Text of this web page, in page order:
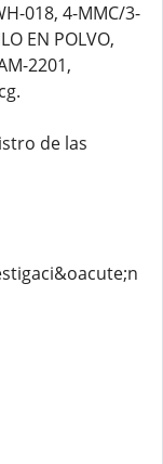
018, 4-MMC/3-
EN POLVO,
2201,
de las